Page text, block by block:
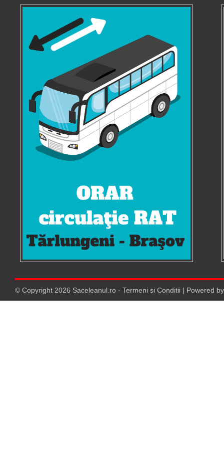
© Copyright 2026 Saceleanul.ro - Termeni si Conditii | Powered